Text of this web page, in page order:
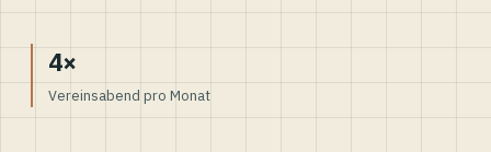
4×
Vereinsabend pro Monat